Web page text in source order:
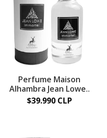
Perfume Maison
Alhambra Jean Lowe..
$39.990 CLP